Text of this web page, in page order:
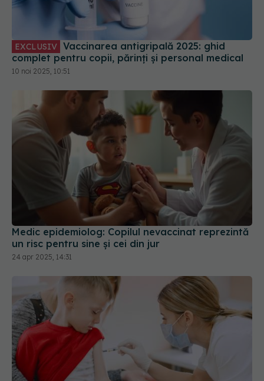
complet pentru copii, părinți și personal medical
10 noi 2025, 10:51
Medic epidemiolog: Copilul nevaccinat reprezintă
un risc pentru sine şi cei din jur
24 apr 2025, 14:31